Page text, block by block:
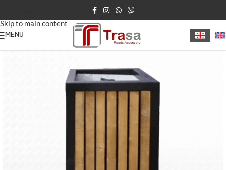
Skip to main content
MENU
მთავარი